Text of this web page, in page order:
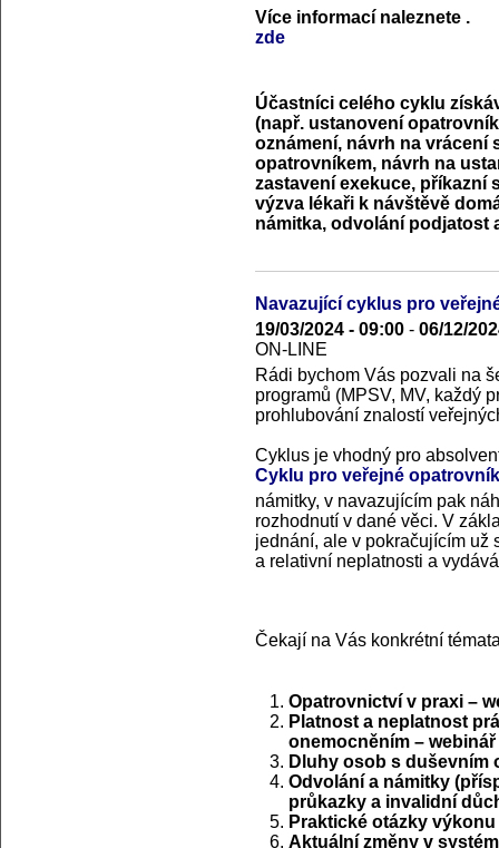
Více informací naleznete
zde
.
Účastníci celého cyklu
(např. ustanovení
oznámení, návrh na vrácení
opatrovníkem, návrh na
zastavení exekuce, příkazní
výzva lékaři k návštěvě
námitka, odvolání podjatost
Navazující cyklus pro
19/03/2024 - 09:00 - 06/12/
ON-LINE
Rádi bychom Vás pozvali na
programů (MPSV, MV, každý
prohlubování znalostí
Cyklus je vhodný pro
Cyklu pro veřejné
námitky, v navazujícím pak
rozhodnutí v dané věci. V
jednání, ale v pokračujícím už
a relativní neplatnosti a
Čekají na Vás konkrétní
Opatrovnictví v praxi –
Platnost a neplatnost
onemocněním – webinář
Dluhy osob s duševním
Odvolání a námitky
průkazky a invalidní
Praktické otázky
Aktuální změny v